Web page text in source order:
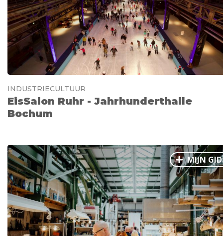
INDUSTRIECULTUUR
EisSalon Ruhr - Jahrhunderthalle
Bochum
MIJN